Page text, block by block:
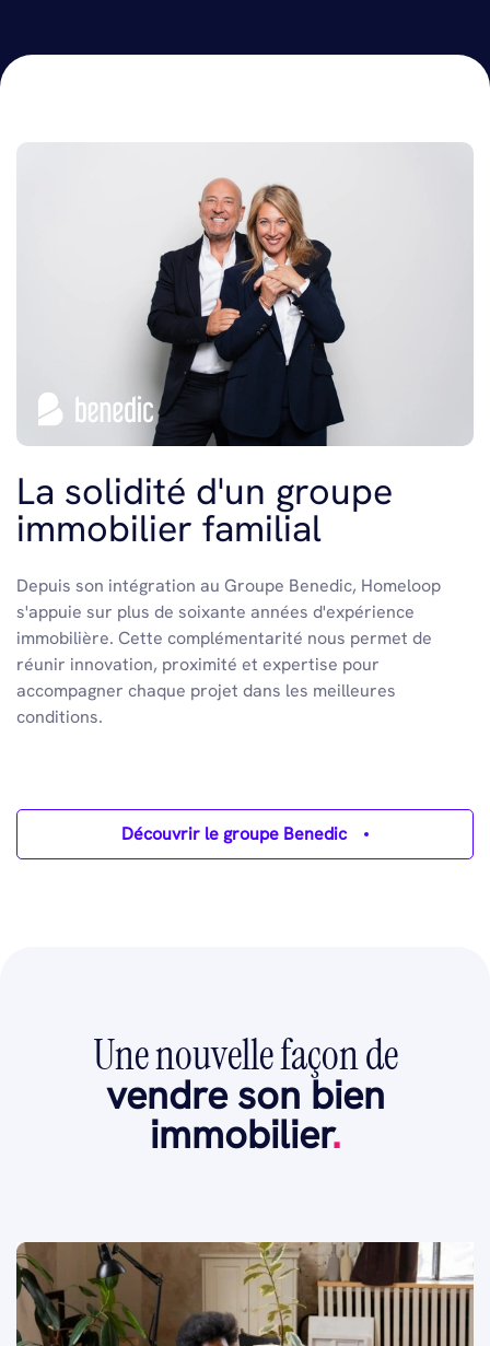
La solidité d'un groupe
immobilier familial
Depuis son intégration au Groupe Benedic, Homeloop
s'appuie sur plus de soixante années d'expérience
immobilière. Cette complémentarité nous permet de
réunir innovation, proximité et expertise pour
accompagner chaque projet dans les meilleures
conditions.
Découvrir le groupe Benedic
Une nouvelle façon de
vendre son bien
immobilier.